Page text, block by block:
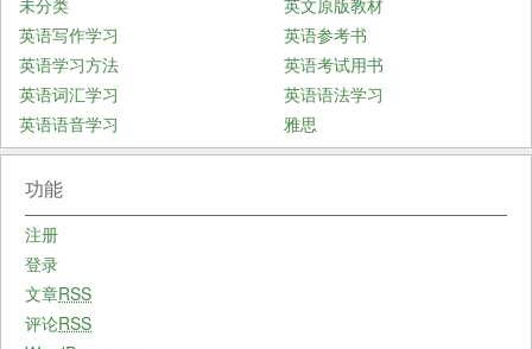
英语写作学习
英语参考书
英语学习方法
英语考试用书
英语词汇学习
英语语法学习
英语语音学习
雅思
功能
注册
登录
文章RSS
评论RSS